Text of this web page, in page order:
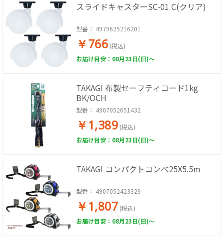
スライドキャスターSC-01 C(クリア)
型番： 4979625216201
￥766 (税込)
お届け目安：08月23日(日)～
TAKAGI 布製セーフティコード1kg
BK/OCH
型番： 4907052651432
￥1,389 (税込)
お届け目安：08月23日(日)～
TAKAGI コンパクトコンべ25X5.5m
型番： 4907052423329
￥1,807 (税込)
お届け目安：08月23日(日)～